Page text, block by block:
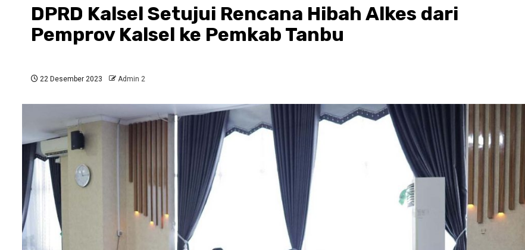
DPRD Kalsel Setujui Rencana Hibah Alkes dari
Pemprov Kalsel ke Pemkab Tanbu
22 Desember 2023 Admin 2
//1